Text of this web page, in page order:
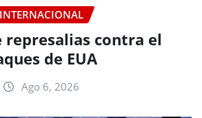
INTERNACIONAL
contra el
de EUA
Ago 6, 2026